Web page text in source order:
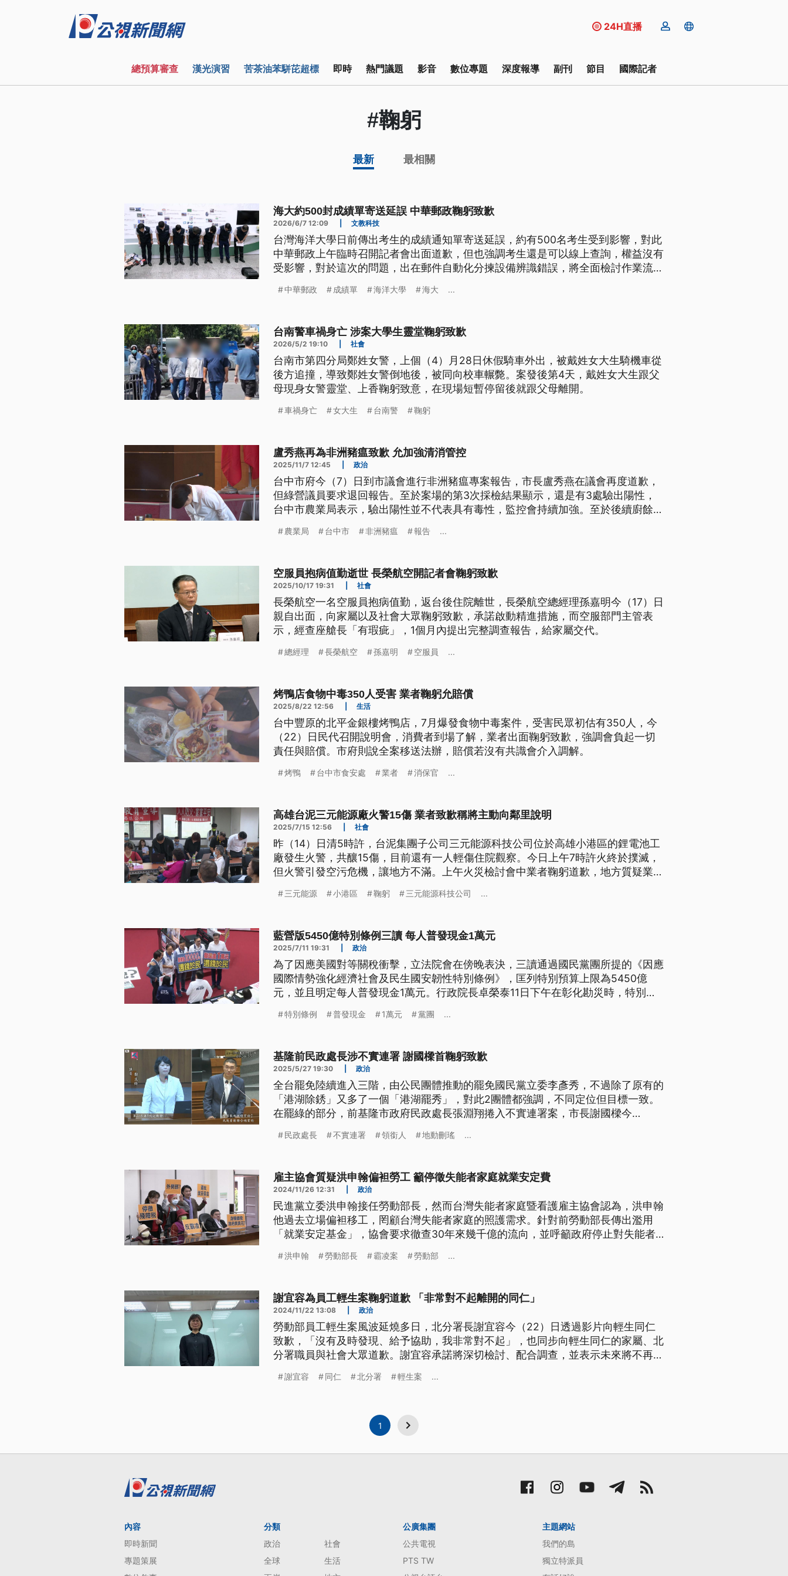
24H直播
總預算審查 漢光演習 苦茶油苯駢芘超標 即時 熱門議題 影音 數位專題 深度報導 副刊 節目 國際記者
#鞠躬
最新 最相關
海大約500封成績單寄送延誤 中華郵政鞠躬致歉
2026/6/7 12:09 文教科技
台灣海洋大學日前傳出考生的成績通知單寄送延誤，約有500名考生受到影響，對此
中華郵政上午臨時召開記者會出面道歉，但也強調考生還是可以線上查詢，權益沒有
受影響，對於這次的問題，出在郵件自動化分揀設備辨識錯誤，將全面檢討作業流
中華郵政 成績單 海洋大學 海大 ...
台南警車禍身亡 涉案大學生靈堂鞠躬致歉
2026/5/2 19:10 社會
台南市第四分局鄭姓女警，上個（4）月28日休假騎車外出，被戴姓女大生騎機車從
後方追撞，導致鄭姓女警倒地後，被同向校車輾斃。案發後第4天，戴姓女大生跟父
母現身女警靈堂、上香鞠躬致意，在現場短暫停留後就跟父母離開。
車禍身亡 女大生 台南警 鞠躬
盧秀燕再為非洲豬瘟致歉 允加強清消管控
2025/11/7 12:45 政治
台中市府今（7）日到市議會進行非洲豬瘟專案報告，市長盧秀燕在議會再度道歉，
但綠營議員要求退回報告。至於案場的第3次採檢結果顯示，還是有3處驗出陽性，
台中市農業局表示，驗出陽性並不代表具有毒性，監控會持續加強。至於後續廚餘處
長，必須和中央研議更合適的處理方式。
農業局 台中市 非洲豬瘟 報告 ...
空服員抱病值勤逝世 長榮航空開記者會鞠躬致歉
2025/10/17 19:31 社會
長榮航空一名空服員抱病值勤，返台後住院離世，長榮航空總經理孫嘉明今（17）日
親自出面，向家屬以及社會大眾鞠躬致歉，承諾啟動精進措施，而空服部門主管表
示，經查座艙長「有瑕疵」，1個月內提出完整調查報告，給家屬交代。
總經理 長榮航空 孫嘉明 空服員 ...
烤鴨店食物中毒350人受害 業者鞠躬允賠償
2025/8/22 12:56 生活
台中豐原的北平金銀樓烤鴨店，7月爆發食物中毒案件，受害民眾初估有350人，今
（22）日民代召開說明會，消費者到場了解，業者出面鞠躬致歉，強調會負起一切
責任與賠償。市府則說全案移送法辦，賠償若沒有共識會介入調解。
烤鴨 台中市食安處 業者 消保官 ...
高雄台泥三元能源廠火警15傷 業者致歉稱將主動向鄰里說明
2025/7/15 12:56 社會
昨（14）日清5時許，台泥集團子公司三元能源科技公司位於高雄小港區的鋰電池工
廠發生火警，共釀15傷，目前還有一人輕傷住院觀察。今日上午7時許火終於撲滅，
但火警引發空污危機，讓地方不滿。上午火災檢討會中業者鞠躬道歉，地方質疑業者
措施，公司內部也在釐清所有過程。
三元能源 小港區 鞠躬 三元能源科技公司 ...
藍營版5450億特別條例三讀 每人普發現金1萬元
2025/7/11 19:31 政治
為了因應美國對等關稅衝擊，立法院會在傍晚表決，三讀通過國民黨團所提的《因應
國際情勢強化經濟社會及民生國安韌性特別條例》，匡列特別預算上限為5450億
元，並且明定每人普發現金1萬元。行政院長卓榮泰11日下午在彰化勘災時，特別兩
特別條例 普發現金 1萬元 黨團 ...
基隆前民政處長涉不實連署 謝國樑首鞠躬致歉
2025/5/27 19:30 政治
全台罷免陸續進入三階，由公民團體推動的罷免國民黨立委李彥秀，不過除了原有的
「港湖除銹」又多了一個「港湖罷秀」，對此2團體都強調，不同定位但目標一致。
在罷綠的部分，前基隆市政府民政處長張淵翔捲入不實連署案，市長謝國樑今
達。
民政處長 不實連署 領銜人 地動刪瑤 ...
雇主協會質疑洪申翰偏袒勞工 籲停徵失能者家庭就業安定費
2024/11/26 12:31 政治
民進黨立委洪申翰接任勞動部長，然而台灣失能者家庭暨看護雇主協會認為，洪申翰
他過去立場偏袒移工，罔顧台灣失能者家庭的照護需求。針對前勞動部長傳出濫用
「就業安定基金」，協會要求徹查30年來幾千億的流向，並呼籲政府停止對失能者
洪申翰 勞動部長 霸凌案 勞動部 ...
謝宜容為員工輕生案鞠躬道歉 「非常對不起離開的同仁」
2024/11/22 13:08 政治
勞動部員工輕生案風波延燒多日，北分署長謝宜容今（22）日透過影片向輕生同仁
致歉，「沒有及時發現、給予協助，我非常對不起」，也同步向輕生同仁的家屬、北
分署職員與社會大眾道歉。謝宜容承諾將深切檢討、配合調查，並表示未來將不再擔
謝宜容 同仁 北分署 輕生案 ...
1
內容
即時新聞
專題策展
分類
政治
社會
全球
生活
公廣集團
公共電視
PTS TW
主題網站
我們的島
獨立特派員